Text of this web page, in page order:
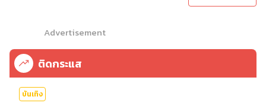
Advertisement
ติดกระแส
บันเทิง